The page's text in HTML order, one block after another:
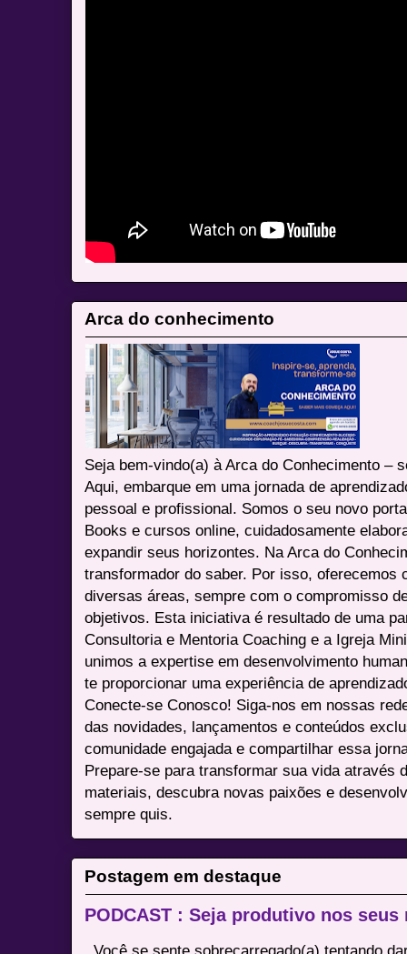
Arca do conhecimento
Seja bem-vindo(a) à Arca do Conhecimento –
Aqui, embarque em uma jornada de
pessoal e profissional. Somos o seu novo
Books e cursos online, cuidadosamente
expandir seus horizontes. Na Arca do
transformador do saber. Por isso, oferecemos
diversas áreas, sempre com o compromisso
objetivos. Esta iniciativa é resultado de uma
Consultoria e Mentoria Coaching e a Igreja
unimos a expertise em desenvolvimento
te proporcionar uma experiência de
Conecte-se Conosco! Siga-nos em nossas
das novidades, lançamentos e conteúdos
comunidade engajada e compartilhar essa
Prepare-se para transformar sua vida através
materiais, descubra novas paixões e
sempre quis.
Postagem em destaque
PODCAST : Seja produtivo nos seus
Você se sente sobrecarregado(a) tentando